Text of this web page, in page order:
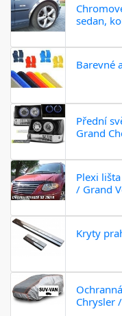
sedan,
Barevné
Přední
Grand
Plexi
/ Grand
Kryty
Chrysler